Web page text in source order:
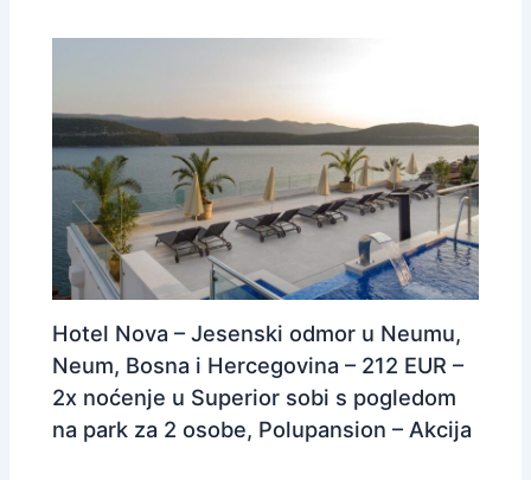
Hotel Nova – Jesenski odmor u Neumu,
Neum, Bosna i Hercegovina – 212 EUR –
2x noćenje u Superior sobi s pogledom
na park za 2 osobe, Polupansion – Akcija